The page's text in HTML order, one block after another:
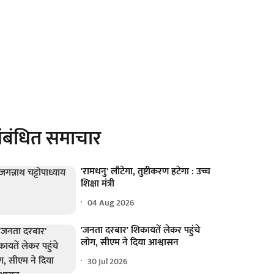
समाचार
'रामधनु' लौटेगा, तुष्टीकरण हटेगा : उच्च
शिक्षा मंत्री
04 Aug 2026
'जनता दरबार' शिकायतें लेकर पहुंचे
लोग, सीएम ने दिया आश्वासन
30 Jul 2026